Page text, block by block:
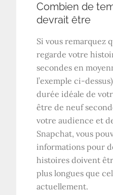
Combien de
devrait être
Si vous remarquez
regarde votre
secondes en
l’exemple ci-
durée idéale de
être de neuf
votre audience et
Snapchat, vous
informations pour
histoires doivent
plus longues que
actuellement.